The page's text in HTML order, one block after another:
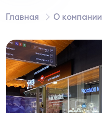
Главная О компании